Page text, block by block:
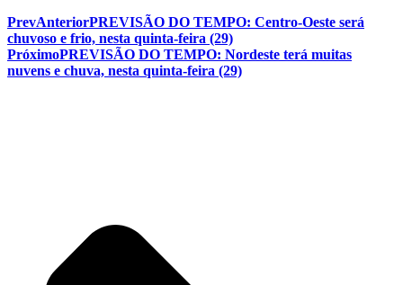
PrevAnteriorPREVISÃO DO TEMPO: Centro-Oeste será
chuvoso e frio, nesta quinta-feira (29)
PróximoPREVISÃO DO TEMPO: Nordeste terá muitas
nuvens e chuva, nesta quinta-feira (29)